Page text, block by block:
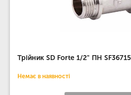
Трійник SD Forte 1/2" ПН
Немає в наявності